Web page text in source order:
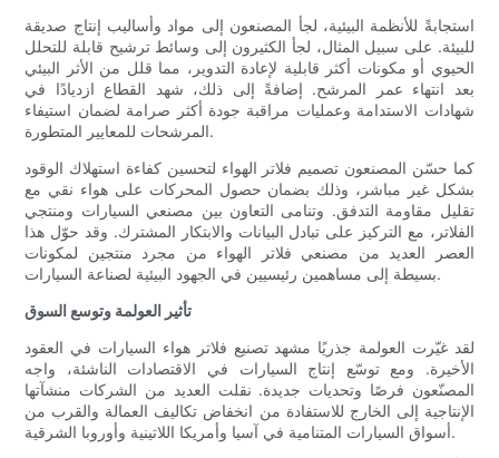
استجابةً للأنظمة البيئية، لجأ المصنعون إلى مواد وأساليب إنتاج صديقة
للبيئة. على سبيل المثال، لجأ الكثيرون إلى وسائط ترشيح قابلة للتحلل
الحيوي أو مكونات أكثر قابلية لإعادة التدوير، مما قلل من الأثر البيئي
بعد انتهاء عمر المرشح. إضافةً إلى ذلك، شهد القطاع ازديادًا في
شهادات الاستدامة وعمليات مراقبة جودة أكثر صرامة لضمان استيفاء
المرشحات للمعايير المتطورة.
كما حسّن المصنعون تصميم فلاتر الهواء لتحسين كفاءة استهلاك الوقود
بشكل غير مباشر، وذلك بضمان حصول المحركات على هواء نقي مع
تقليل مقاومة التدفق. وتنامى التعاون بين مصنعي السيارات ومنتجي
الفلاتر، مع التركيز على تبادل البيانات والابتكار المشترك. وقد حوّل هذا
العصر العديد من مصنعي فلاتر الهواء من مجرد منتجين لمكونات
بسيطة إلى مساهمين رئيسيين في الجهود البيئية لصناعة السيارات.
تأثير العولمة وتوسع السوق
لقد غيّرت العولمة جذريًا مشهد تصنيع فلاتر هواء السيارات في العقود
الأخيرة. ومع توسّع إنتاج السيارات في الاقتصادات الناشئة، واجه
المصنّعون فرصًا وتحديات جديدة. نقلت العديد من الشركات منشآتها
الإنتاجية إلى الخارج للاستفادة من انخفاض تكاليف العمالة والقرب من
أسواق السيارات المتنامية في آسيا وأمريكا اللاتينية وأوروبا الشرقية.